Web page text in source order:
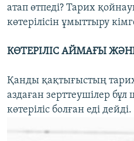
атап өтпеді? Тарих
көтерілісін ұмыттыру
КӨТЕРІЛІС АЙМАҒЫ
Қанды қақтығыстың
аздаған зерттеушілер
көтеріліс болған еді